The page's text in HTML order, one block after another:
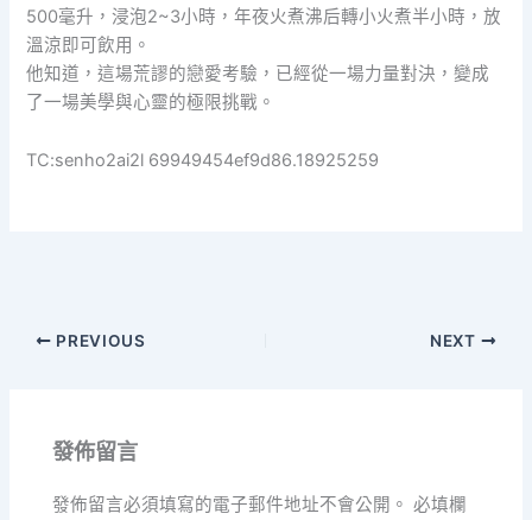
500毫升，浸泡2~3小時，年夜火煮沸后轉小火煮半小時，放
溫涼即可飲用。
他知道，這場荒謬的戀愛考驗，已經從一場力量對決，變成
了一場美學與心靈的極限挑戰。
TC:senho2ai2l 69949454ef9d86.18925259
PREVIOUS NEXT
發佈留言
發佈留言必須填寫的電子郵件地址不會公開。 必填欄